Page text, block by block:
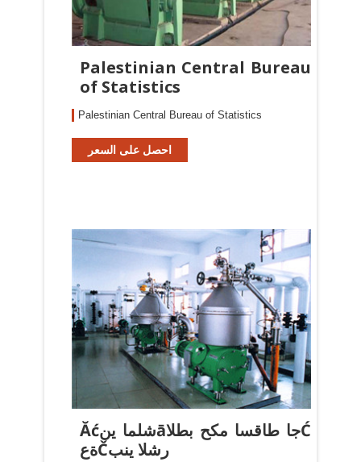
Palestinian Central Bureau
of Statistics
Palestinian Central Bureau of Statistics
احصل على السعر
Ăćشلما ينāجا طاقسا مكح بطلاĆ
ةعČرشلا ينب